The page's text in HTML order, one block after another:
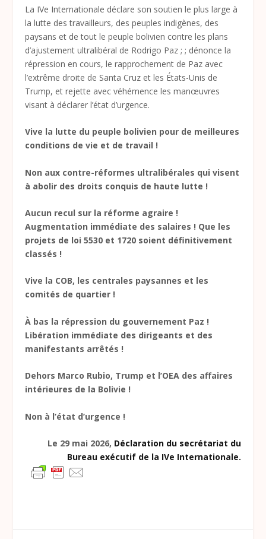
La IVe Internationale déclare son soutien le plus large à
la lutte des travailleurs, des peuples indigènes, des
paysans et de tout le peuple bolivien contre les plans
d’ajustement ultralibéral de Rodrigo Paz ; ; dénonce la
répression en cours, le rapprochement de Paz avec
l’extrême droite de Santa Cruz et les États-Unis de
Trump, et rejette avec véhémence les manœuvres
visant à déclarer l’état d’urgence.
Vive la lutte du peuple bolivien pour de meilleures
conditions de vie et de travail !
Non aux contre-réformes ultralibérales qui visent
à abolir des droits conquis de haute lutte !
Aucun recul sur la réforme agraire !
Augmentation immédiate des salaires ! Que les
projets de loi 5530 et 1720 soient définitivement
classés !
Vive la COB, les centrales paysannes et les
comités de quartier !
À bas la répression du gouvernement Paz !
Libération immédiate des dirigeants et des
manifestants arrêtés !
Dehors Marco Rubio, Trump et l’OEA des affaires
intérieures de la Bolivie !
Non à l’état d’urgence !
Le 29 mai 2026, Déclaration du secrétariat du
Bureau exécutif de la IVe Internationale.